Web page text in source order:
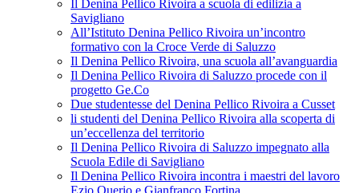
Il Denina Pellico Rivoira a scuola di edilizia a
Savigliano
All’Istituto Denina Pellico Rivoira un’incontro
formativo con la Croce Verde di Saluzzo
Il Denina Pellico Rivoira, una scuola all’avanguardia
Il Denina Pellico Rivoira di Saluzzo procede con il
progetto Ge.Co
Due studentesse del Denina Pellico Rivoira a Cusset
li studenti del Denina Pellico Rivoira alla scoperta di
un’eccellenza del territorio
Il Denina Pellico Rivoira di Saluzzo impegnato alla
Scuola Edile di Savigliano
Il Denina Pellico Rivoira incontra i maestri del lavoro